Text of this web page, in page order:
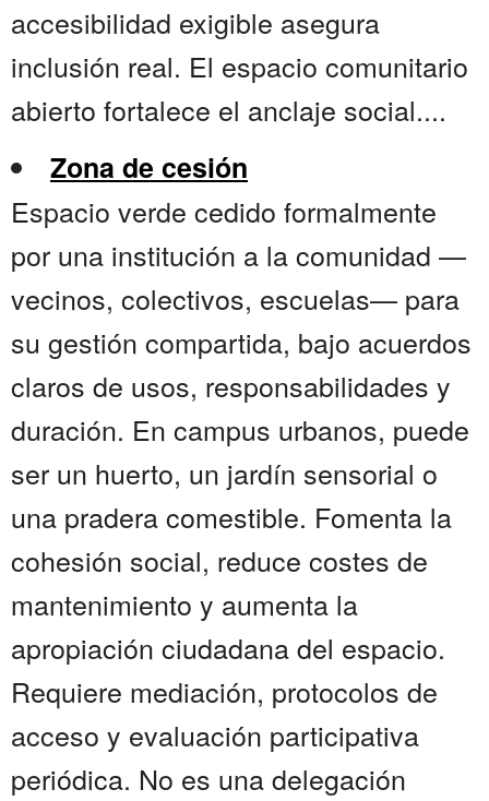
accesibilidad exigible asegura
inclusión real. El espacio comunitario
abierto fortalece el anclaje social....
Zona de cesión
Espacio verde cedido formalmente
por una institución a la comunidad —
vecinos, colectivos, escuelas— para
su gestión compartida, bajo acuerdos
claros de usos, responsabilidades y
duración. En campus urbanos, puede
ser un huerto, un jardín sensorial o
una pradera comestible. Fomenta la
cohesión social, reduce costes de
mantenimiento y aumenta la
apropiación ciudadana del espacio.
Requiere mediación, protocolos de
acceso y evaluación participativa
periódica. No es una delegación